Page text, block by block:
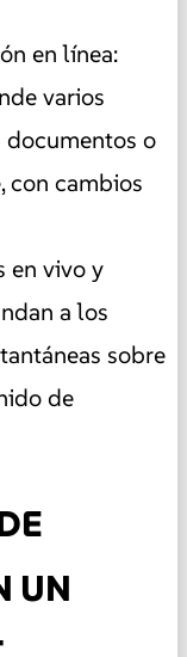
en línea:
varios
documentos o
con cambios
en vivo y
a los
sobre
de
UN